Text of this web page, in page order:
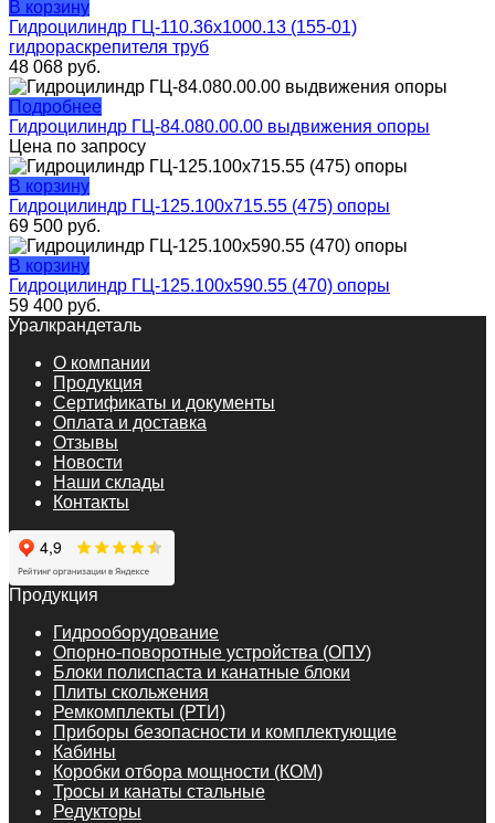
В корзину
Гидроцилиндр ГЦ-110.36х1000.13 (155-01)
гидрораскрепителя труб
48 068 руб.
Подробнее
Гидроцилиндр ГЦ-84.080.00.00 выдвижения опоры
Цена по запросу
В корзину
Гидроцилиндр ГЦ-125.100х715.55 (475) опоры
69 500 руб.
В корзину
Гидроцилиндр ГЦ-125.100х590.55 (470) опоры
59 400 руб.
Уралкрандеталь
О компании
Продукция
Сертификаты и документы
Оплата и доставка
Отзывы
Новости
Наши склады
Контакты
Продукция
Гидрооборудование
Опорно-поворотные устройства (ОПУ)
Блоки полиспаста и канатные блоки
Плиты скольжения
Ремкомплекты (РТИ)
Приборы безопасности и комплектующие
Кабины
Коробки отбора мощности (КОМ)
Тросы и канаты стальные
Редукторы